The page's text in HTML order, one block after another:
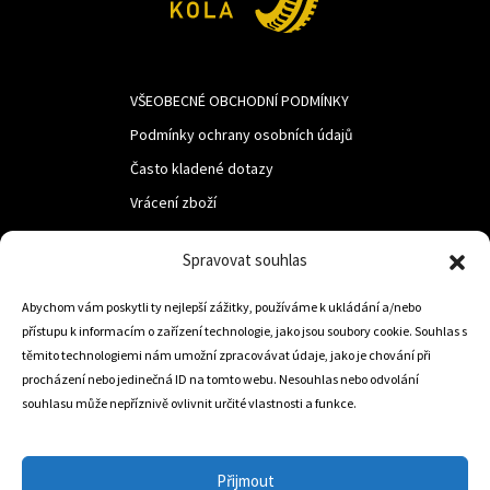
Spravovat souhlas
Abychom vám poskytli ty nejlepší zážitky, používáme k ukládání a/nebo
přístupu k informacím o zařízení technologie, jako jsou soubory cookie. Souhlas s
těmito technologiemi nám umožní zpracovávat údaje, jako je chování při
procházení nebo jedinečná ID na tomto webu. Nesouhlas nebo odvolání
souhlasu může nepříznivě ovlivnit určité vlastnosti a funkce.
Přijmout
VŠEOBECNÉ OBCHODNÍ PODMÍNKY
Podmínky ochrany osobních údajů
Často kladené dotazy
Vrácení zboží
LUF s.r.o.
Nám. M.R.Štefanika 518,
Trstená 02801
info@dojezdovakola.com